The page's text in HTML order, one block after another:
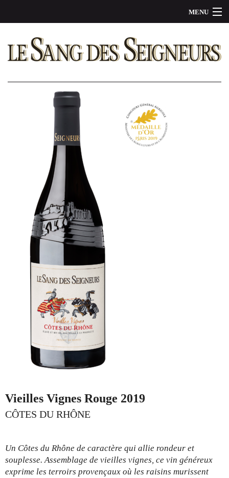
MENU
NOS VINS
L'HISTOIRE
LA BOUTIQUE
NOUS CONTACTER
Vieilles Vignes Rouge 2019
CÔTES DU RHÔNE
Un Côtes du Rhône de caractère qui allie rondeur et
souplesse. Assemblage de vieilles vignes, ce vin généreux
exprime les terroirs provençaux où les raisins murissent